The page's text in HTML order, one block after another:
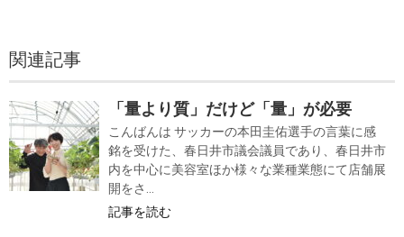
関連記事
「量より質」だけど「量」が必要
こんばんは サッカーの本田圭佑選手の言葉に感
銘を受けた、春日井市議会議員であり、春日井市
内を中心に美容室ほか様々な業種業態にて店舗展
開をさ...
記事を読む